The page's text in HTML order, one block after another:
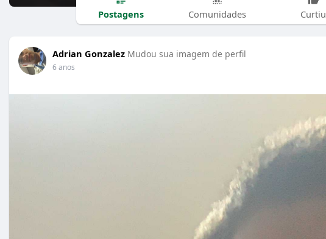
Postagens Comunidades Curtiu
Adrian Gonzalez Mudou sua imagem de perfil
6 anos